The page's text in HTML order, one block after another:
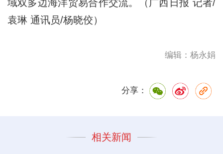
域双多边海洋贸易合作交流。（广西日报 记者/
袁琳 通讯员/杨晓佼）
编辑：杨永娟
分享：
相关新闻